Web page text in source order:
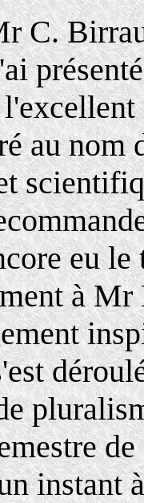
C.
au nom
eu
à
instant